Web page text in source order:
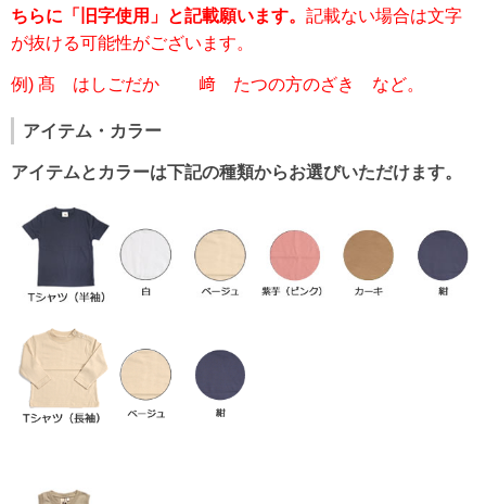
ちらに「旧字使用」と記載願います。 記載ない場合は文字
が抜ける可能性がございます。
例) 髙 はしごだか 﨑 たつの方のざき など。
アイテム・カラー
アイテムとカラーは下記の種類からお選びいただけます。